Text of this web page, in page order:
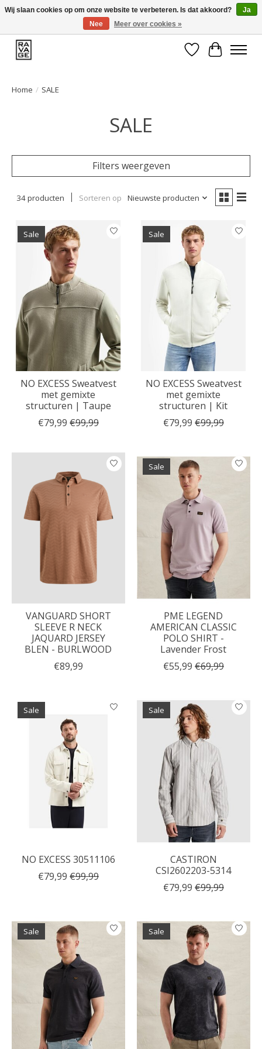
EEN GROOT ASSORTIMENT VAN TOP MERKEN!
Verlanglijst
Home / SALE
SALE
Filters weergeven
34 producten Sorteren op Nieuwste producten
Sale
NO EXCESS Sweatvest
met gemixte
structuren | Taupe
€79,99 €99,99
Sale
NO EXCESS Sweatvest
met gemixte
structuren | Kit
€79,99 €99,99
VANGUARD SHORT
SLEEVE R NECK
JAQUARD JERSEY
BLEN - BURLWOOD
€89,99
Sale
PME LEGEND
AMERICAN CLASSIC
POLO SHIRT -
Lavender Frost
€55,99 €69,99
Sale
NO EXCESS 30511106
€79,99 €99,99
Sale
CASTIRON
CSI2602203-5314
€79,99 €99,99
Sale Sale
Wij slaan cookies op om onze website te verbeteren. Is dat akkoord?
Ja
Nee
Meer over cookies »